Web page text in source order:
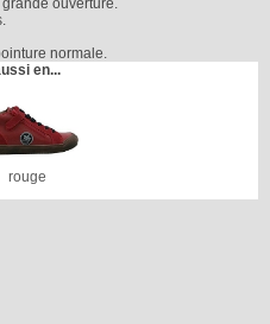
ouverture.
normale.
en...
rouge